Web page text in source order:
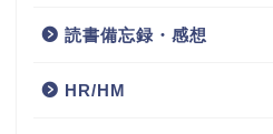
読書備忘録・感想
HR/HM